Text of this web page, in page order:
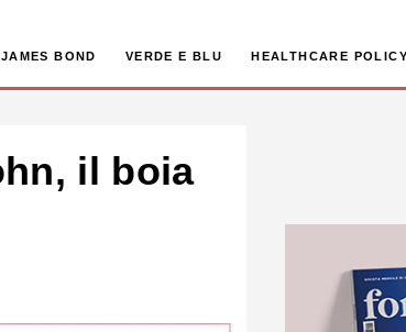
JAMES BOND VERDE E BLU HEALTHCARE POLICY
il boia